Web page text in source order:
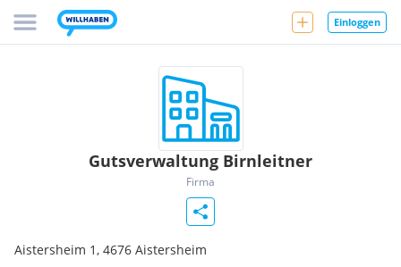
Einloggen
Gutsverwaltung Birnleitner
Firma
Aistersheim 1, 4676 Aistersheim